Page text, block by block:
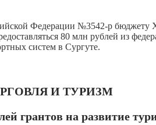
Федерации №3542-р
80 млн рублей из
систем в Сургуте.
И ТУРИЗМ
грантов на развитие